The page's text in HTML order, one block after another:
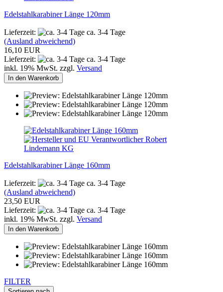
Edelstahlkarabiner Länge 120mm
Lieferzeit:
ca. 3-4 Tage
(Ausland abweichend)
16,10 EUR
Lieferzeit:
ca. 3-4 Tage
inkl. 19% MwSt. zzgl. Versand
In den Warenkorb
Edelstahlkarabiner Länge 160mm
Lieferzeit:
ca. 3-4 Tage
(Ausland abweichend)
23,50 EUR
Lieferzeit:
ca. 3-4 Tage
inkl. 19% MwSt. zzgl. Versand
In den Warenkorb
FILTER